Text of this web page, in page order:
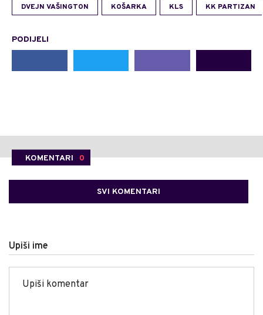
DVEJN VAŠINGTON KOŠARKA KLS KK PARTIZAN
PODIJELI
KOMENTARI 0
SVI KOMENTARI
Upiši ime